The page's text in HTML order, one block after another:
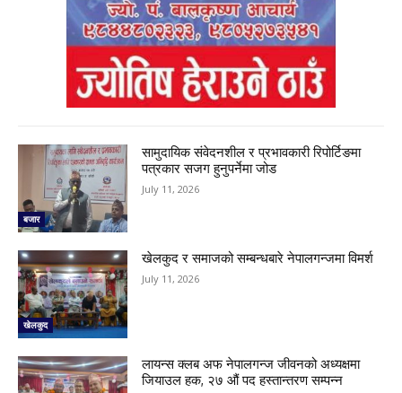
बजार
सामुदायिक संवेदनशील र प्रभावकारी रिपोर्टिङमा
पत्रकार सजग हुनुपर्नेमा जोड
July 11, 2026
खेलकुद
खेलकुद र समाजको सम्बन्धबारे नेपालगन्जमा विमर्श
July 11, 2026
लायन्स क्लब अफ नेपालगन्ज जीवनको अध्यक्षमा
जियाउल हक, २७ औं पद हस्तान्तरण सम्पन्न